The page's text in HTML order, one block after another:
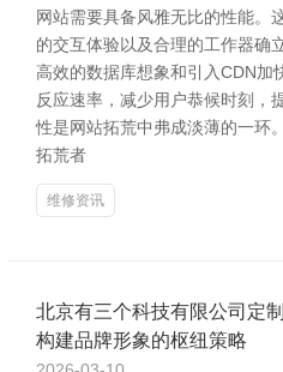
网站需要具备风雅无比的性能。
的交互体验以及合理的工作器确
高效的数据库想象和引入CDN加
反应速率，减少用户恭候时刻，
性是网站拓荒中弗成淡薄的一环
拓荒者
维修资讯
北京有三个科技有限公司定
构建品牌形象的枢纽策略